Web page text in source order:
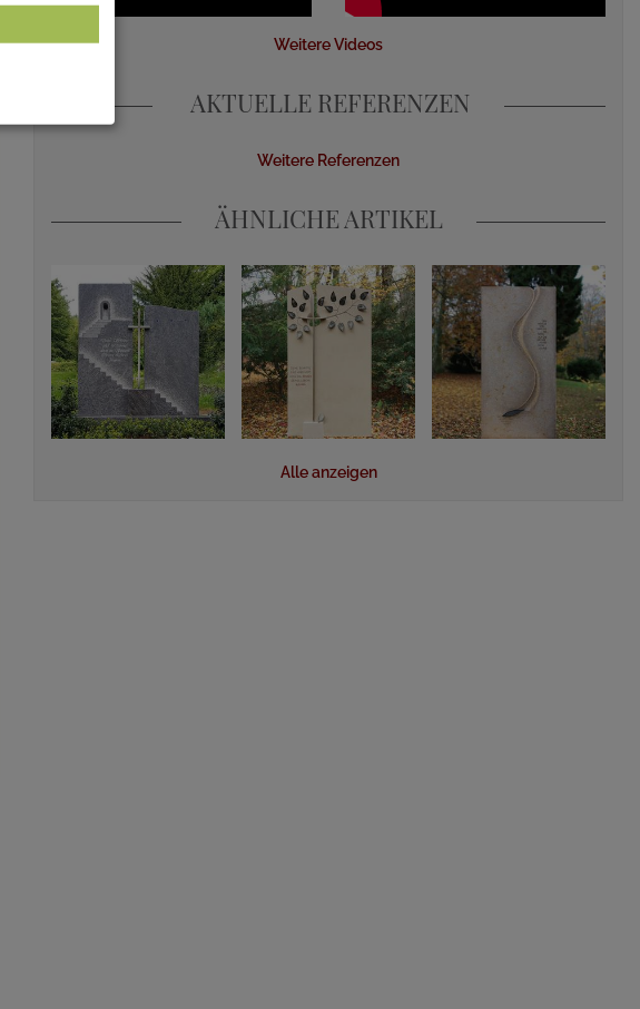
Weitere Videos
AKTUELLE REFERENZEN
Weitere Referenzen
ÄHNLICHE ARTIKEL
Alle anzeigen